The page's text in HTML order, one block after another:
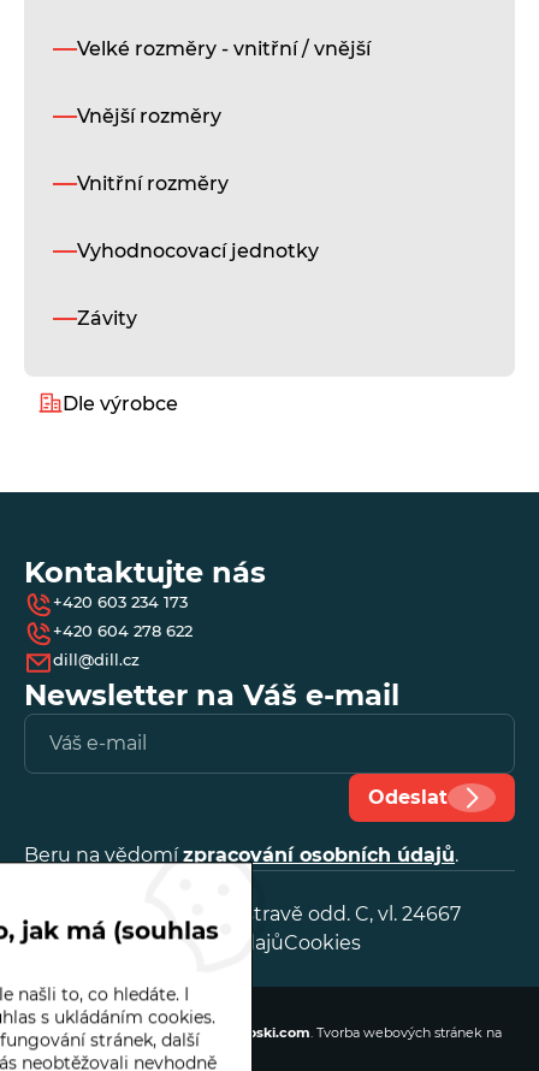
Velké rozměry - vnitřní / vnější
Vnější rozměry
Vnitřní rozměry
Vyhodnocovací jednotky
Závity
Dle výrobce
Fisso
Frenco
Herbert Hoffmann GmbH
Kordt
Microtest
Mytri Precision Granite
Kontaktujte nás
+420 603 234 173
+420 604 278 622
dill@dill.cz
Newsletter na Váš e-mail
Odeslat
Beru na vědomízpracování osobních údajů.
IČ:
OR, KS v Ostravě odd. C, vl. 24667
Zpracování osobních údajůCookies
Dill | © 2026
Webové stránkyvytvořilo Poski.com. Tvorba webových stránekna
míru.
jak má (souhlas
našli to, co hledáte. I
s ukládáním cookies.
stránek, další
neobtěžovali nevhodně